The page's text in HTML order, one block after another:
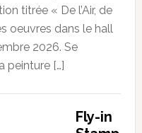
titrée « De l’Air, de
oeuvres dans le hall
2026. Se
peinture […]
Fly-in